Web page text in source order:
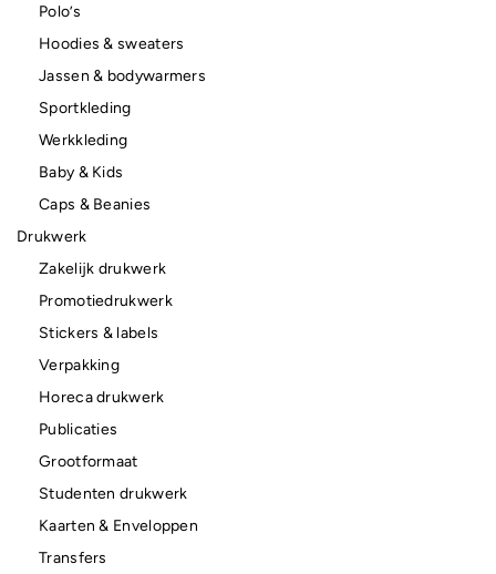
Polo’s
Hoodies & sweaters
Jassen & bodywarmers
Sportkleding
Werkkleding
Baby & Kids
Caps & Beanies
Drukwerk
Zakelijk drukwerk
Promotiedrukwerk
Stickers & labels
Verpakking
Horeca drukwerk
Publicaties
Grootformaat
Studenten drukwerk
Kaarten & Enveloppen
Transfers